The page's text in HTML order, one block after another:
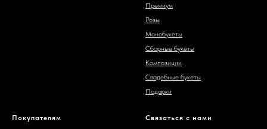
Премиум
Розы
Монобукеты
Сборные букеты
Композиции
Свадебные букеты
Подарки
Покупателям
Связаться с нами